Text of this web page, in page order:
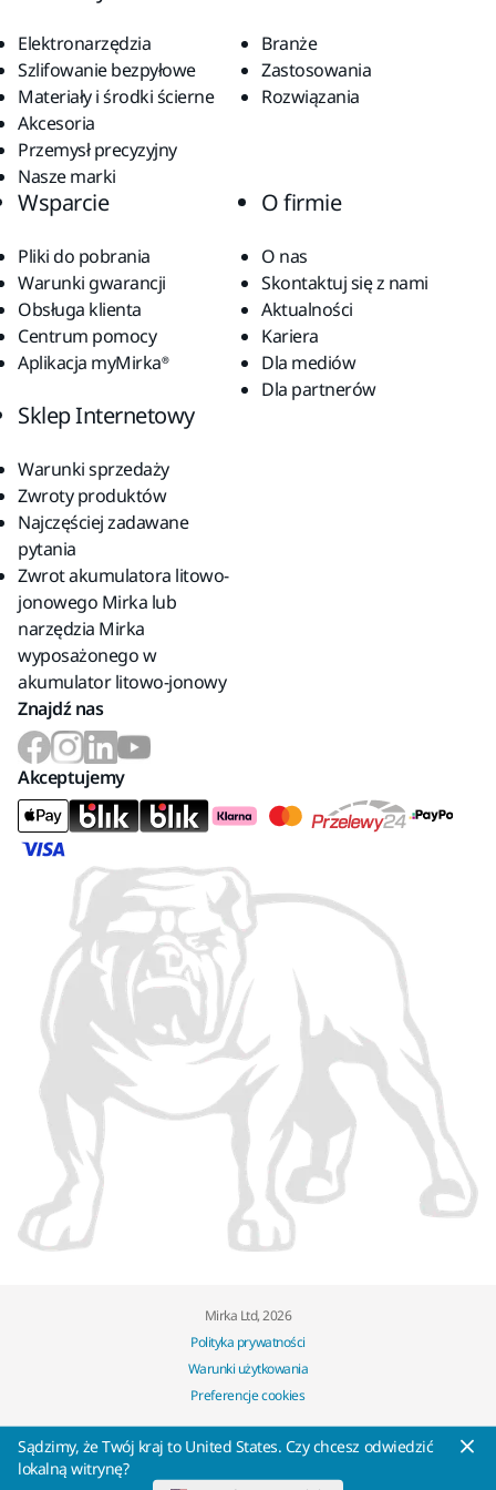
Elektronarzędzia
Szlifowanie bezpyłowe
Materiały i środki ścierne
Akcesoria
Przemysł precyzyjny
Nasze marki
Branże
Zastosowania
Rozwiązania
Wsparcie
Pliki do pobrania
Warunki gwarancji
Obsługa klienta
Centrum pomocy
Aplikacja myMirka®
O firmie
O nas
Skontaktuj się z nami
Aktualności
Kariera
Dla mediów
Dla partnerów
Sklep Internetowy
Warunki sprzedaży
Zwroty produktów
Najczęściej zadawane
pytania
Zwrot akumulatora litowo-
jonowego Mirka lub
narzędzia Mirka
wyposażonego w
akumulator litowo-jonowy
Znajdź nas
Akceptujemy
Mirka Ltd, 2026
Polityka prywatności
Warunki użytkowania
Preferencje cookies
Sądzimy, że Twój kraj to United States. Czy chcesz odwiedzić
lokalną witrynę?